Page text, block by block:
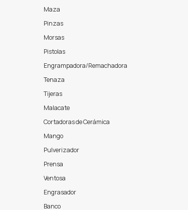
Maza
Pinzas
Morsas
Pistolas
Engrampadora/Remachadora
Tenaza
Tijeras
Malacate
Cortadoras de Cerámica
Mango
Pulverizador
Prensa
Ventosa
Engrasador
Banco